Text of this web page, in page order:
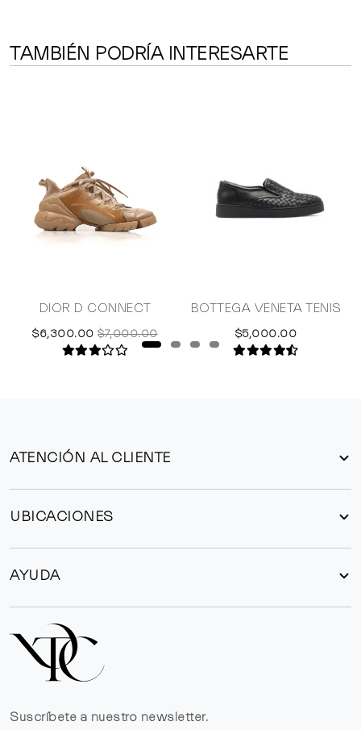
TAMBIÉN PODRÍA INTERESARTE
DIOR D CONNECT
$6,300.00 $7,000.00
BOTTEGA VENETA TENIS
$5,000.00
ATENCIÓN AL CLIENTE
UBICACIONES
AYUDA
Suscríbete a nuestro newsletter.